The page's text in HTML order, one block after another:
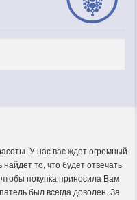
У нас вас ждет огромный
то, что будет отвечать
покупка приносила Вам
был всегда доволен. За